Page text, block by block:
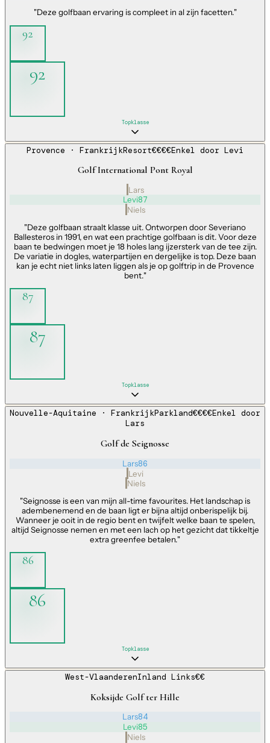
"Deze golfbaan ervaring is compleet in al zijn facetten."
92
92
Topklasse
Provence · FrankrijkResort€€€€Enkel door Levi
Golf International Pont Royal
Lars
Levi87
Niels
"Deze golfbaan straalt klasse uit. Ontworpen door Severiano
Ballesteros in 1991, en wat een prachtige golfbaan is dit. Voor deze
baan te bedwingen moet je 18 holes lang ijzersterk van de tee zijn.
De variatie in dogles, waterpartijen en dergelijke is top. Deze baan
kan je echt niet links laten liggen als je op golftrip in de Provence
bent."
87
87
Topklasse
Nouvelle-Aquitaine · FrankrijkParkland€€€€Enkel door
Lars
Golf de Seignosse
Lars86
Levi
Niels
"Seignosse is een van mijn all-time favourites. Het landschap is
adembenemend en de baan ligt er bijna altijd onberispelijk bij.
Wanneer je ooit in de regio bent en twijfelt welke baan te spelen,
altijd Seignosse nemen en met een lach op het gezicht dat tikkeltje
extra greenfee betalen."
86
86
Topklasse
West-VlaanderenInland Links€€
Koksijde Golf ter Hille
Lars84
Levi85
Niels